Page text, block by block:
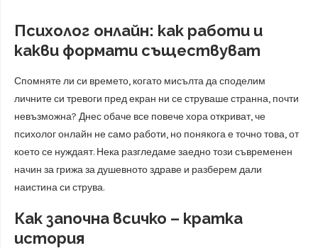
Психолог онлайн: как работи и
какви формати съществуват
Спомняте ли си времето, когато мисълта да споделим
личните си тревоги пред екран ни се струваше странна, почти
невъзможна? Днес обаче все повече хора откриват, че
психолог онлайн не само работи, но понякога е точно това, от
което се нуждаят. Нека разгледаме заедно този съвременен
начин за грижа за душевното здраве и разберем дали
наистина си струва.
Как започна всичко – кратка
история